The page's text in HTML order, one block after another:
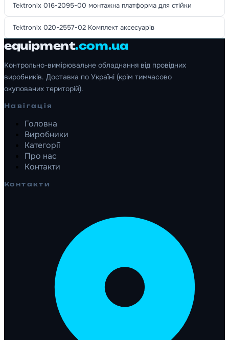
Tektronix 016-2095-00 монтажна платформа для стійки
Tektronix 020-2557-02 Комплект аксесуарів
equipment.com.ua
Контрольно-вимірювальне обладнання від провідних
виробників. Доставка по Україні (крім тимчасово
окупованих територій).
Навігація
Головна
Виробники
Категорії
Про нас
Контакти
Контакти